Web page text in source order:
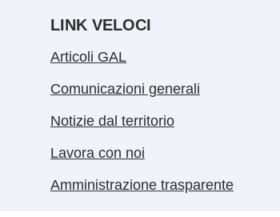
LINK VELOCI
Articoli GAL
Comunicazioni generali
Notizie dal territorio
Lavora con noi
Amministrazione trasparente